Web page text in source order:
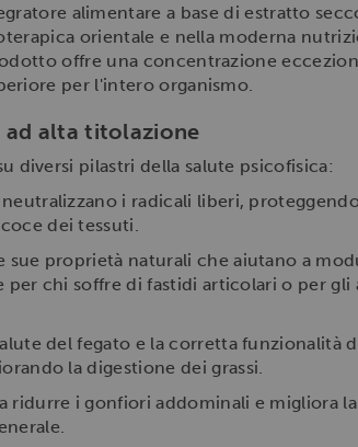
alimentare a base di estratto
orientale e nella moderna
offre una concentrazione
per l'intero organismo.
ad alta titolazione
diversi pilastri della salute psicofisica:
i radicali liberi,
dei tessuti.
sue proprietà naturali che aiutano a
chi soffre di fastidi articolari o per
del fegato e la corretta funzionalità
la digestione dei grassi.
ridurre i gonfiori addominali e migliora